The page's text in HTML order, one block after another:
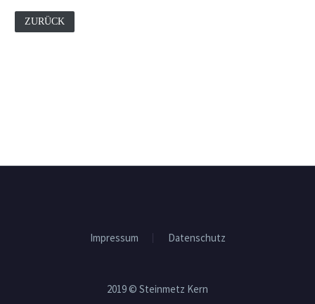
ZURÜCK
Impressum Datenschutz
2019 © Steinmetz Kern